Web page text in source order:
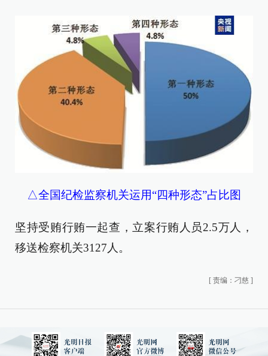
△全国纪检监察机关运用“四种形态”占比图
坚持受贿行贿一起查，立案行贿人员2.5万人，
移送检察机关3127人。
[ 责编：刁慈 ]